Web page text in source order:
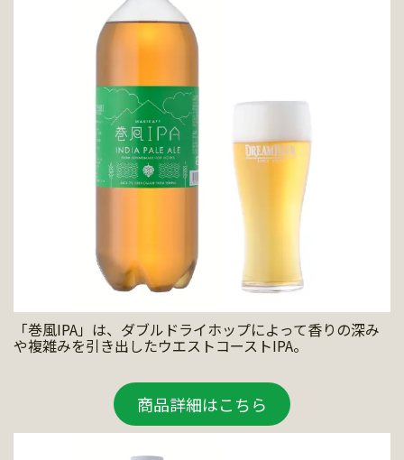
「巻風IPA」は、ダブルドライホップによって香りの深み
や複雑みを引き出したウエストコーストIPA。
商品詳細はこちら